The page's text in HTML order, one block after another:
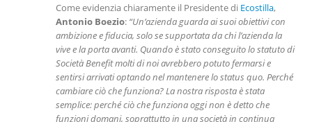
Come evidenzia chiaramente il Presidente di Ecostilla,
Antonio Boezio: “Un’azienda guarda ai suoi obiettivi con
ambizione e fiducia, solo se supportata da chi l’azienda la
vive e la porta avanti. Quando è stato conseguito lo statuto di
Società Benefit molti di noi avrebbero potuto fermarsi e
sentirsi arrivati optando nel mantenere lo status quo. Perché
cambiare ciò che funziona? La nostra risposta è stata
semplice: perché ciò che funziona oggi non è detto che
funzioni domani, soprattutto in una società in continua